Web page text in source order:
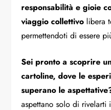
responsabilità e gioie
viaggio collettivo libera
permettendoti di essere
Sei pronto a scoprire
cartoline, dove le
superano le
aspettano solo di rivelarti